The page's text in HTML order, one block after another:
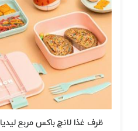
ظرف غذا لانچ باکس مربع لیدیا